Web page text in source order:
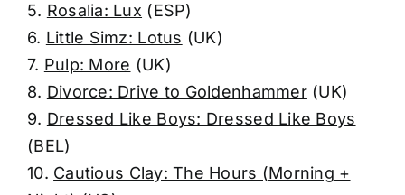
5. Rosalia: Lux (ESP)
6. Little Simz: Lotus (UK)
7. Pulp: More (UK)
8. Divorce: Drive to Goldenhammer(UK)
9. Dressed Like Boys: Dressed Like Boys
(BEL)
10. Cautious Clay: The Hours (Morning +